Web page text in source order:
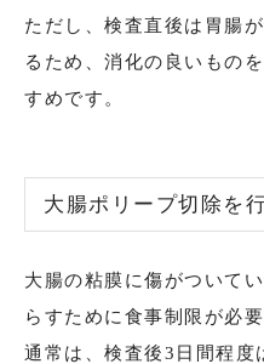
ただし、検査直後は胃腸
るため、消化の良いもの
すめです。
大腸ポリープ切除を
大腸の粘膜に傷がついて
らすために食事制限が必要
通常は、検査後3日間程度